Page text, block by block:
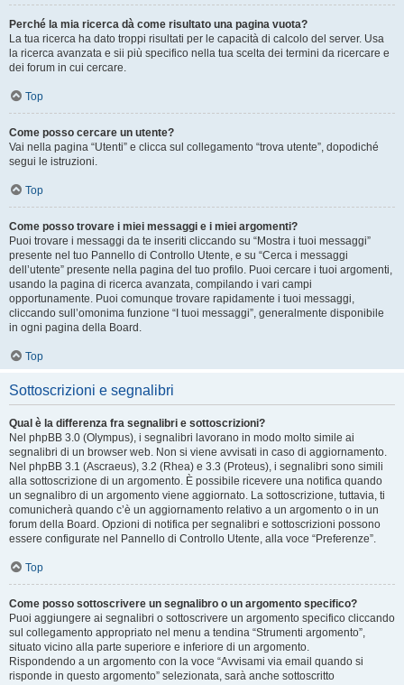
Perché la mia ricerca dà come risultato una pagina vuota?
La tua ricerca ha dato troppi risultati per le capacità di calcolo del server. Usa
la ricerca avanzata e sii più specifico nella tua scelta dei termini da ricercare e
dei forum in cui cercare.
Top
Come posso cercare un utente?
Vai nella pagina “Utenti” e clicca sul collegamento “trova utente”, dopodiché
segui le istruzioni.
Top
Come posso trovare i miei messaggi e i miei argomenti?
Puoi trovare i messaggi da te inseriti cliccando su “Mostra i tuoi messaggi”
presente nel tuo Pannello di Controllo Utente, e su “Cerca i messaggi
dell’utente” presente nella pagina del tuo profilo. Puoi cercare i tuoi argomenti,
usando la pagina di ricerca avanzata, compilando i vari campi
opportunamente. Puoi comunque trovare rapidamente i tuoi messaggi,
cliccando sull’omonima funzione “I tuoi messaggi”, generalmente disponibile
in ogni pagina della Board.
Top
Sottoscrizioni e segnalibri
Qual è la differenza fra segnalibri e sottoscrizioni?
Nel phpBB 3.0 (Olympus), i segnalibri lavorano in modo molto simile ai
segnalibri di un browser web. Non si viene avvisati in caso di aggiornamento.
Nel phpBB 3.1 (Ascraeus), 3.2 (Rhea) e 3.3 (Proteus), i segnalibri sono simili
alla sottoscrizione di un argomento. È possibile ricevere una notifica quando
un segnalibro di un argomento viene aggiornato. La sottoscrizione, tuttavia, ti
comunicherà quando c’è un aggiornamento relativo a un argomento o in un
forum della Board. Opzioni di notifica per segnalibri e sottoscrizioni possono
essere configurate nel Pannello di Controllo Utente, alla voce “Preferenze”.
Top
Come posso sottoscrivere un segnalibro o un argomento specifico?
Puoi aggiungere ai segnalibri o sottoscrivere un argomento specifico cliccando
sul collegamento appropriato nel menu a tendina “Strumenti argomento”,
situato vicino alla parte superiore e inferiore di un argomento.
Rispondendo a un argomento con la voce “Avvisami via email quando si
risponde in questo argomento” selezionata, sarà anche sottoscritto